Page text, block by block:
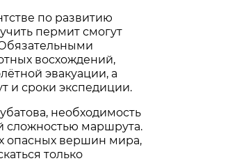
по развитию
пермит смогут
восхождений,
эвакуации, а
и сроки экспедиции.
необходимость
сложностью маршрута.
опасных вершин мира,
только